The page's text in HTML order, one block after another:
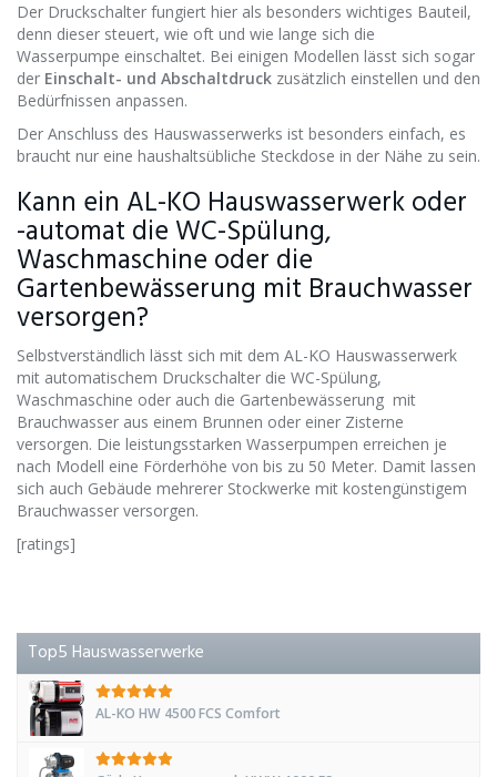
Der Druckschalter fungiert hier als besonders wichtiges Bauteil,
denn dieser steuert, wie oft und wie lange sich die
Wasserpumpe einschaltet. Bei einigen Modellen lässt sich sogar
der Einschalt- und Abschaltdruck zusätzlich einstellen und den
Bedürfnissen anpassen.
Der Anschluss des Hauswasserwerks ist besonders einfach, es
braucht nur eine haushaltsübliche Steckdose in der Nähe zu sein.
Kann ein AL-KO Hauswasserwerk oder
-automat die WC-Spülung,
Waschmaschine oder die
Gartenbewässerung mit Brauchwasser
versorgen?
Selbstverständlich lässt sich mit dem AL-KO Hauswasserwerk
mit automatischem Druckschalter die WC-Spülung,
Waschmaschine oder auch die Gartenbewässerung mit
Brauchwasser aus einem Brunnen oder einer Zisterne
versorgen. Die leistungsstarken Wasserpumpen erreichen je
nach Modell eine Förderhöhe von bis zu 50 Meter. Damit lassen
sich auch Gebäude mehrerer Stockwerke mit kostengünstigem
Brauchwasser versorgen.
[ratings]
Top5 Hauswasserwerke
AL-KO HW 4500 FCS Comfort